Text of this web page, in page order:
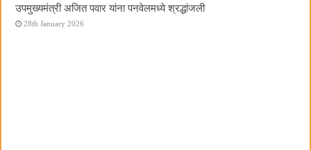
उपमुख्यमंत्री अजित पवार यांना पनवेलमध्ये श्रद्धांजली
28th January 2026